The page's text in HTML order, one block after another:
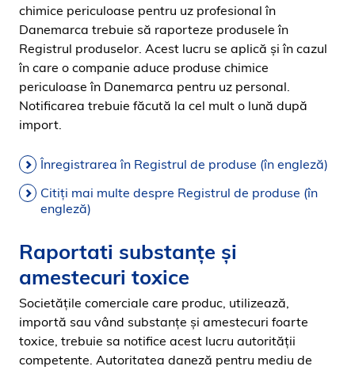
chimice periculoase pentru uz profesional în
Danemarca trebuie să raporteze produsele în
Registrul produselor. Acest lucru se aplică şi în cazul
în care o companie aduce produse chimice
periculoase în Danemarca pentru uz personal.
Notificarea trebuie făcută la cel mult o lună după
import.
Înregistrarea în Registrul de produse (în engleză)
Citiți mai multe despre Registrul de produse (în
engleză)
Raportati substanțe și
amestecuri toxice
Societățile comerciale care produc, utilizează,
importă sau vând substanțe și amestecuri foarte
toxice, trebuie sa notifice acest lucru autorității
competente. Autoritatea daneză pentru mediu de